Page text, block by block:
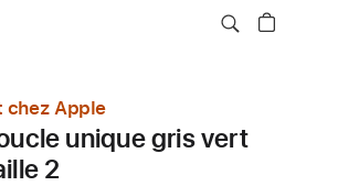
chez Apple
unique gris vert
2